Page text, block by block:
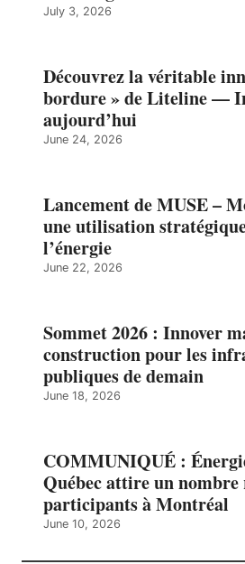
July 3, 2026
Découvrez la véritable
bordure » de Liteline —
aujourd’hui
June 24, 2026
Lancement de MUSE –
une utilisation
l’énergie
June 22, 2026
Sommet 2026 : Innover
construction pour les
publiques de demain
June 18, 2026
COMMUNIQUÉ :
Québec attire un nombre
participants à Montréal
June 10, 2026